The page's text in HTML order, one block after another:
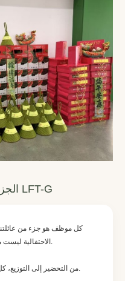
الجزء 03 — لحظة دافئة لعائلة LFT-G
الاحتفالية ليست مجرد هدايا، بل عن الدفء والتقدير.
من التحضير إلى التوزيع، كل تفصيل يعكس الاهتمام والإخلاص.